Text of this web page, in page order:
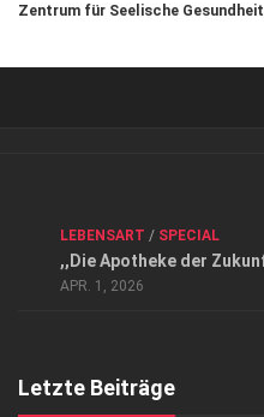
Zentrum für Seelische
Datenschutzerklärung
Top Magazin Dresden /
LEBENSART / SPECIAL
,,Die Apotheke der
APR. 1, 2026
Letzte Beiträge